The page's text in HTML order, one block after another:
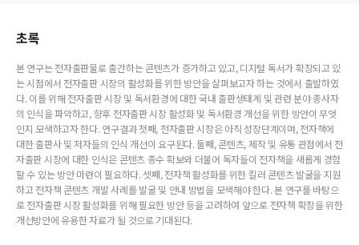
초록
본 연구는 전자출판물로 출간하는 콘텐츠가 증가하고 있고, 디지털 독서가 확장되고 있
는 시점에서 전자출판 시장의 활성화를 위한 방안을 살펴보고자 하는 것에서 출발하였
다. 이를 위해 전자출판 시장 및 독서환경에 대한 국내 출판생태계 및 관련 분야 종사자
의 인식을 파악하고, 향후 전자출판 시장 활성화 및 독서환경 개선을 위한 방안이 무엇
인지 모색하고자 한다. 연구결과 첫째, 전자출판 시장은 아직 성장단계이며, 전자책에
대한 출판사 및 저자들의 인식 개선이 요구된다. 둘째, 콘텐츠, 제작 및 유통 관점에서 전
자출판 시장에 대한 인식은 콘텐츠 종수 확보와 더불어 독자들이 전자책을 새롭게 경험
할 수 있는 방안 마련이 필요하다. 셋째, 전자책 활성화를 위한 킬러 콘텐츠 발굴을 지원
하고 전자책 콘텐츠 개발 사례를 발굴 및 안내 방법을 모색해야 한다. 본 연구를 바탕으
로 전자출판 시장 활성화를 위해 필요한 방안 등을 고려하여 앞으로 전자책 확장을 위한
개선방안에 유용한 자료가 될 것으로 기대된다.